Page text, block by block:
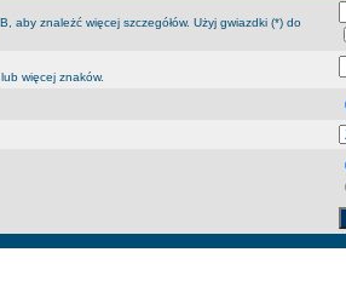
aby znależć więcej szczegółów. Użyj gwiazdki (*) do
więcej znaków.